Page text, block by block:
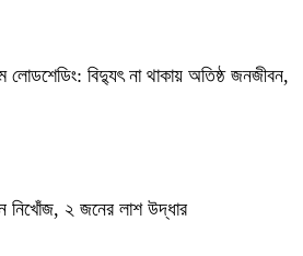
লোডশেডিং: বিদ্যুৎ না থাকায় অতিষ্ঠ জনজীবন,
নিখোঁজ, ২ জনের লাশ উদ্ধার